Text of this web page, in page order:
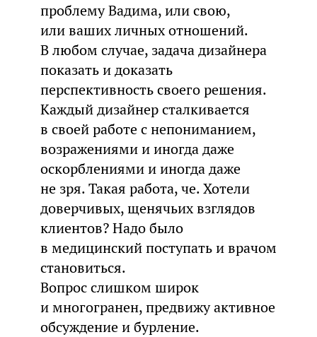
проблему Вадима, или свою,
или ваших личных отношений.
В любом случае, задача дизайнера
показать и доказать
перспективность своего решения.
Каждый дизайнер сталкивается
в своей работе с непониманием,
возражениями и иногда даже
оскорблениями и иногда даже
не зря. Такая работа, че. Хотели
доверчивых, щенячьих взглядов
клиентов? Надо было
в медицинский поступать и врачом
становиться.
Вопрос слишком широк
и многогранен, предвижу активное
обсуждение и бурление.